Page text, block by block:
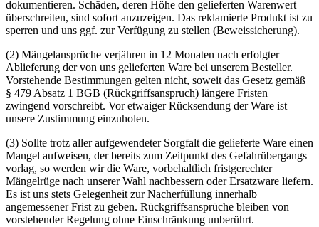
dokumentieren. Schäden, deren Höhe den gelieferten Warenwert
überschreiten, sind sofort anzuzeigen. Das reklamierte Produkt ist zu
sperren und uns ggf. zur Verfügung zu stellen (Beweissicherung).
(2) Mängelansprüche verjähren in 12 Monaten nach erfolgter
Ablieferung der von uns gelieferten Ware bei unserem Besteller.
Vorstehende Bestimmungen gelten nicht, soweit das Gesetz gemäß
§ 479 Absatz 1 BGB (Rückgriffsanspruch) längere Fristen
zwingend vorschreibt. Vor etwaiger Rücksendung der Ware ist
unsere Zustimmung einzuholen.
(3) Sollte trotz aller aufgewendeter Sorgfalt die gelieferte Ware einen
Mangel aufweisen, der bereits zum Zeitpunkt des Gefahrübergangs
vorlag, so werden wir die Ware, vorbehaltlich fristgerechter
Mängelrüge nach unserer Wahl nachbessern oder Ersatzware liefern.
Es ist uns stets Gelegenheit zur Nacherfüllung innerhalb
angemessener Frist zu geben. Rückgriffsansprüche bleiben von
vorstehender Regelung ohne Einschränkung unberührt.